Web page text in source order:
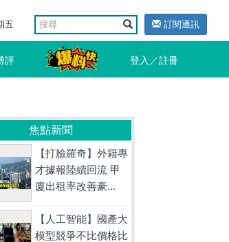
五 訂閱通訊
評 登入／註冊
焦點新聞
【打臉羅奇】外籍專
才據報陸續回流 甲
廈出租率改善豪...
【人工智能】國產大
模型競爭不比價格比